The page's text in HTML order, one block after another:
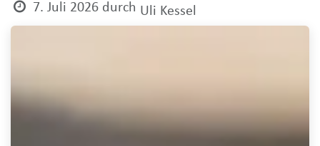
7. Juli 2026 durch Uli Kessel